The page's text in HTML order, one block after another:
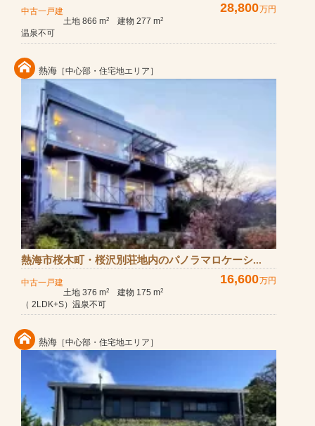
中古一戸建 28,800万円
土地 866 m2 建物 277 m2
温泉不可
熱海 ［中心部・住宅地エリア］
熱海市桜木町・桜沢別荘地内のパノラマロケーシ...
中古一戸建 16,600万円
土地 376 m2 建物 175 m2
（ 2LDK+S）温泉不可
熱海 ［中心部・住宅地エリア］